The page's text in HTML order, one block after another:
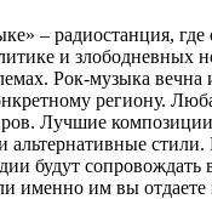
– радиостанция, где
и злободневных
Рок-музыка вечна
региону.
Лучшие
альтернативные
будут сопровождать
именно им вы отдаете